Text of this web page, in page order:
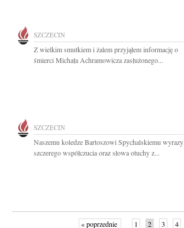
SZCZECIN
Z wielkim smutkiem i żalem przyjąłem informację o
śmierci Michała Achramowicza zasłużonego...
SZCZECIN
Naszemu koledze Bartoszowi Spychalskiemu wyrazy
szczerego współczucia oraz słowa otuchy z...
« poprzednie 1 2 3 4